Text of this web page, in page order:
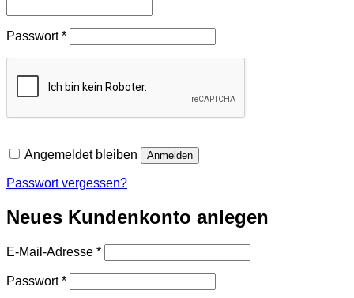
Passwort*Erforderlich
Angemeldet bleiben Anmelden
Passwort vergessen?
Neues Kundenkonto anlegen
E-Mail-Adresse *Erforderlich
Passwort*Erforderlich